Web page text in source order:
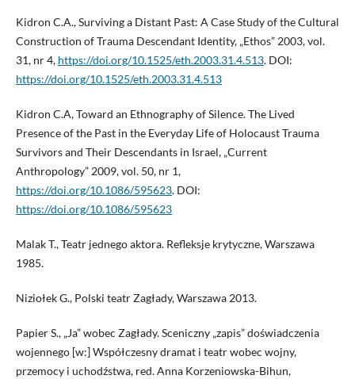
Kidron C.A., Surviving a Distant Past: A Case Study of the Cultural
Construction of Trauma Descendant Identity, „Ethos” 2003, vol.
31, nr 4, https://doi.org/10.1525/eth.2003.31.4.513. DOI:
https://doi.org/10.1525/eth.2003.31.4.513
Kidron C.A, Toward an Ethnography of Silence. The Lived
Presence of the Past in the Everyday Life of Holocaust Trauma
Survivors and Their Descendants in Israel, „Current
Anthropology” 2009, vol. 50, nr 1,
https://doi.org/10.1086/595623. DOI:
https://doi.org/10.1086/595623
Malak T., Teatr jednego aktora. Refleksje krytyczne, Warszawa
1985.
Niziołek G., Polski teatr Zagłady, Warszawa 2013.
Papier S., „Ja” wobec Zagłady. Sceniczny „zapis” doświadczenia
wojennego [w:] Współczesny dramat i teatr wobec wojny,
przemocy i uchodźstwa, red. Anna Korzeniowska-Bihun,